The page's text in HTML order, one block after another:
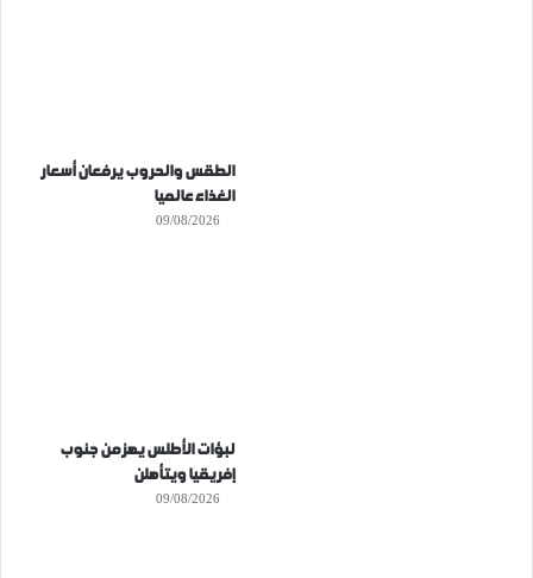
الطقس والحروب يرفعان أسعار
الغذاء عالميا
09/08/2026
لبؤات الأطلس يهزمن جنوب
إفريقيا ويتأهلن
09/08/2026